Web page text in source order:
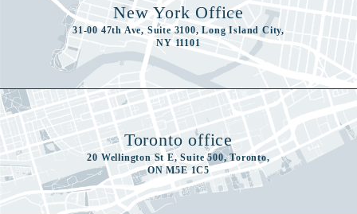
New York Office
31-00 47th Ave, Suite 3100, Long Island City,
NY 11101
Toronto office
20 Wellington St E, Suite 500, Toronto,
ON M5E 1C5